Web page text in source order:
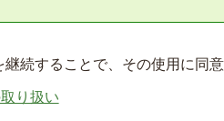
続することで、その使用に同
り扱い
TEL